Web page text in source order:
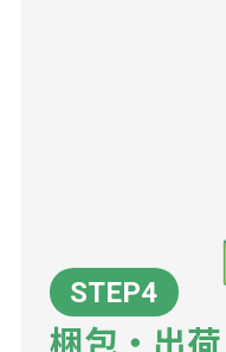
梱包・出荷